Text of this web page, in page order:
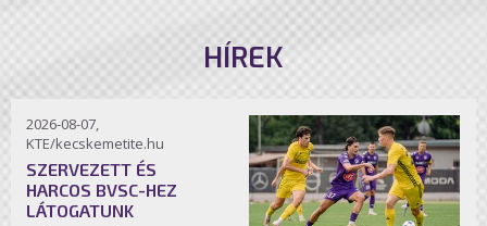
HÍREK
2026-08-07,
KTE/kecskemetite.hu
SZERVEZETT ÉS
HARCOS BVSC-HEZ
LÁTOGATUNK